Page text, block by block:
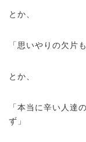
とか、
「思いやりの欠片
とか、
「本当に辛い人達
ず」